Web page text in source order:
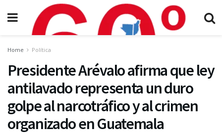
Home Política
Presidente Arévalo afirma que ley
antilavado representa un duro
golpe al narcotráfico y al crimen
organizado en Guatemala